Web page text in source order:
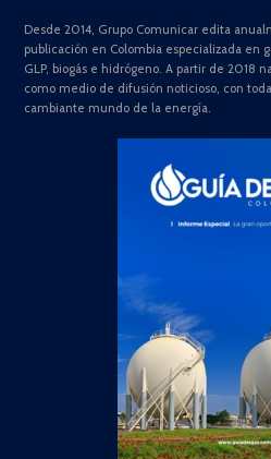
Desde 2014, Grupo Comunicar edita
publicación en Colombia especializada en
GLP, biogás e hidrógeno. A partir de 2018
como medio de difusión noticioso, con
cambiante mundo de la energía.